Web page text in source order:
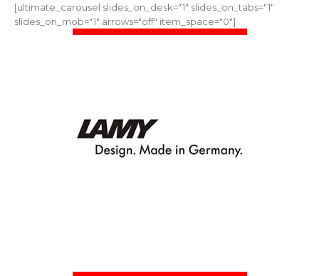
[ultimate_carousel slides_on_desk="1" slides_on_tabs="1"
slides_on_mob="1" arrows="off" item_space="0"]